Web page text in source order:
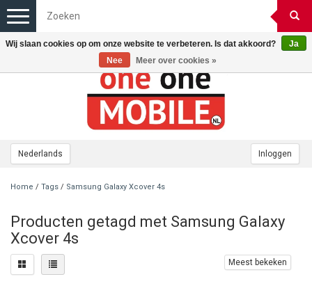
Nederlands Inloggen
Toggle
navigation
Home / Tags / Samsung Galaxy Xcover 4s
Producten getagd met Samsung Galaxy
Xcover 4s
Meest bekeken
Wij slaan cookies op om onze website te verbeteren. Is dat akkoord?
Ja
Nee
Meer over cookies »